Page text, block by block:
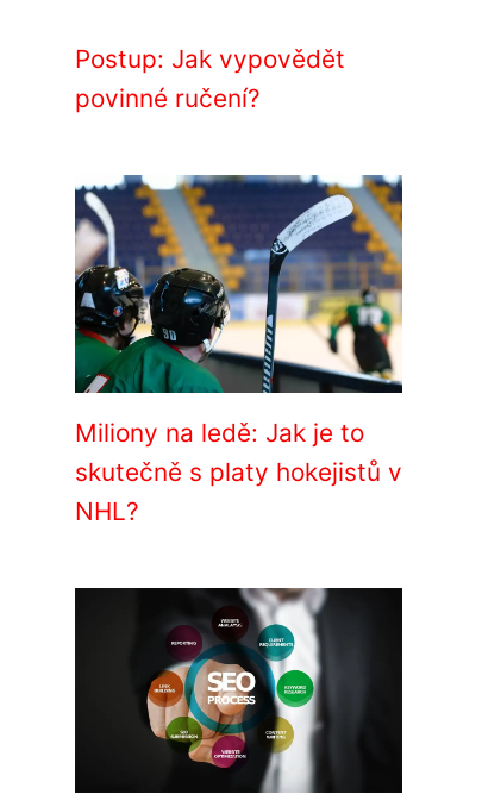
Postup: Jak vypovědět
povinné ručení?
Miliony na ledě: Jak je to
skutečně s platy hokejistů v
NHL?